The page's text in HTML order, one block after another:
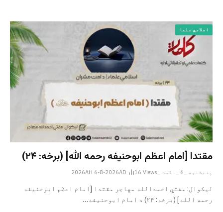
اسلامي علما
مقتدا [امام اعظم ابوحنیفه رحمه الله‎] (برخه: ۲۴)
پنجشنبه _6 _اگست _2026AH 6-8-2026AD 16 Views
لیکوال: مفتي احمدالله مهاجر مقتدا [امام اعظم ابوحنیفه
رحمه الله‎] (برخه: ۲۴) د امام ابوحنيفه…